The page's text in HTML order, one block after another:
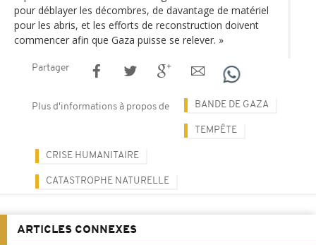
pour déblayer les décombres, de davantage de matériel
pour les abris, et les efforts de reconstruction doivent
commencer afin que Gaza puisse se relever. »
Partager
Plus d'informations à propos de BANDE DE GAZA
TEMPÊTE
CRISE HUMANITAIRE
CATASTROPHE NATURELLE
ARTICLES CONNEXES